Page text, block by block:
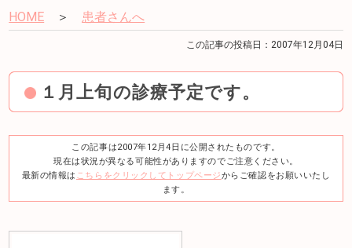
HOME ＞ 患者さんへ
この記事の投稿日：2007年12月04日
１月上旬の診療予定です。
この記事は2007年12月4日に公開されたものです。
現在は状況が異なる可能性がありますのでご注意ください。
最新の情報は こちらをクリックしてトップページからご確認をお願いいたし
ます。